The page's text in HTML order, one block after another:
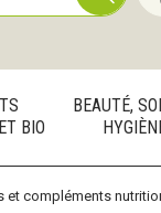
BIO
BEAUTÉ,
et compléments